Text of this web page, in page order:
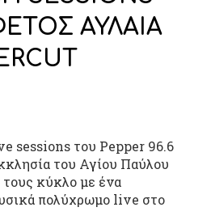
ΑΥΛΑΙΑ
sessions του Pepper 96.6
του Αγίου Παύλου
τους κύκλο με ένα
πολύχρωμο live στο